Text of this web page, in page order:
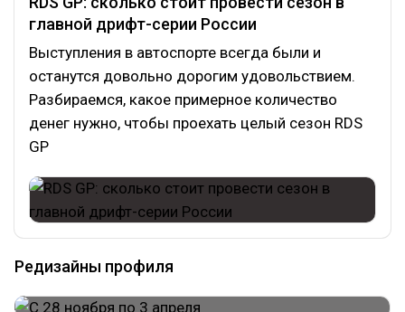
главной дрифт-серии России
Выступления в автоспорте всегда были и
останутся довольно дорогим удовольствием.
Разбираемся, какое примерное количество
денег нужно, чтобы проехать целый сезон RDS
GP
Редизайны профиля